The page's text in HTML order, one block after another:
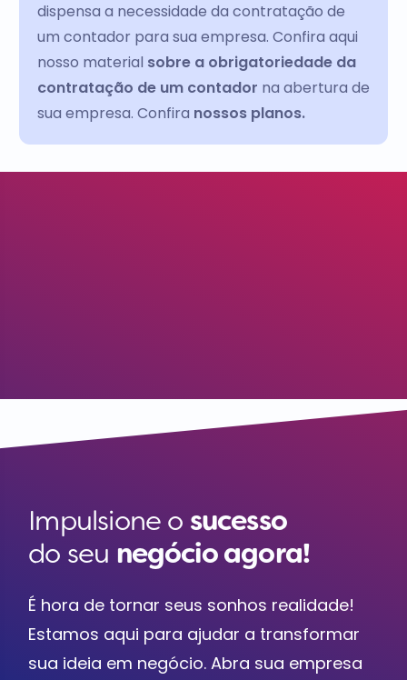
dispensa a necessidade da contratação de
um contador para sua empresa. Confira aqui
nosso material sobre a obrigatoriedade da
contratação de um contador na abertura de
sua empresa. Confira nossos planos.
Impulsione o sucesso
do seu negócio agora!
É hora de tornar seus sonhos realidade!
Estamos aqui para ajudar a transformar
sua ideia em negócio. Abra sua empresa